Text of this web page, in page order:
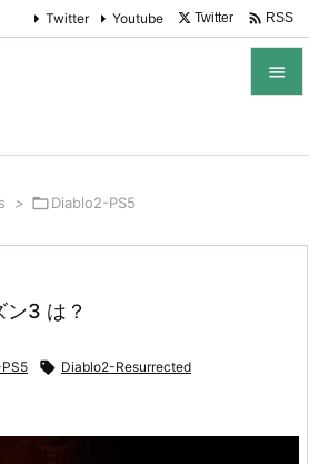

Twitter Youtube Twitter  RSS
> Diablo2-PS5
3 は？
 Diablo2-Resurrected